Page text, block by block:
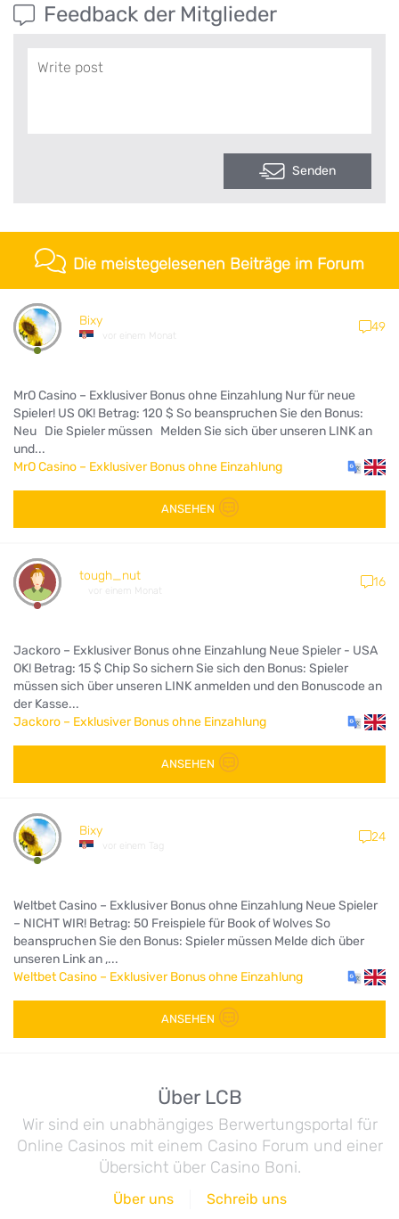
Feedback der Mitglieder
Senden
Die meistegelesenen Beiträge im Forum
Bixy
vor einem Monat
49
MrO Casino – Exklusiver Bonus ohne Einzahlung Nur für neue
Spieler! US OK! Betrag: 120 $ So beanspruchen Sie den Bonus:
Neu Die Spieler müssen Melden Sie sich über unseren LINK an
und...
MrO Casino – Exklusiver Bonus ohne Einzahlung
ANSEHEN
tough_nut
vor einem Monat
16
Jackoro – Exklusiver Bonus ohne Einzahlung Neue Spieler - USA
OK! Betrag: 15 $ Chip So sichern Sie sich den Bonus: Spieler
müssen sich über unseren LINK anmelden und den Bonuscode an
der Kasse...
Jackoro – Exklusiver Bonus ohne Einzahlung
ANSEHEN
Bixy
vor einem Tag
24
Weltbet Casino – Exklusiver Bonus ohne Einzahlung Neue Spieler
– NICHT WIR! Betrag: 50 Freispiele für Book of Wolves So
beanspruchen Sie den Bonus: Spieler müssen Melde dich über
unseren Link an ,...
Weltbet Casino – Exklusiver Bonus ohne Einzahlung
ANSEHEN
Über LCB
Wir sind ein unabhängiges Berwertungsportal für
Online Casinos mit einem Casino Forum und einer
Übersicht über Casino Boni.
Über uns Schreib uns